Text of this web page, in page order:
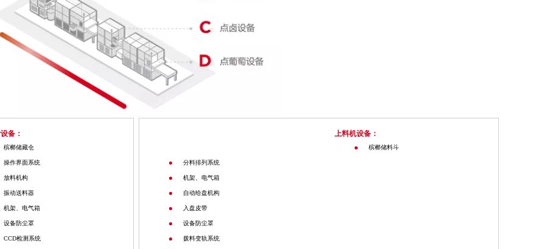
备：
槟榔储藏仓
操作界面系统
放料机构
振动送料器
机架、电气箱
设备防尘罩
CCD检测系统
上料机设备：
槟榔储料斗
分料排列系统
机架、电气箱
自动给盘机构
入盘皮带
设备防尘罩
拨料变轨系统